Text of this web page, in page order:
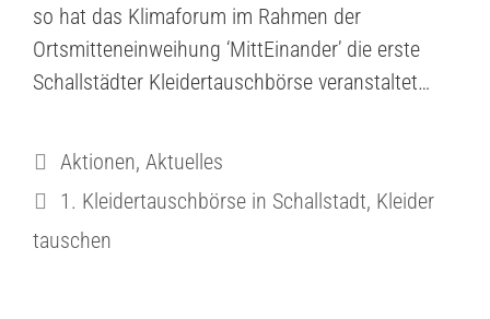
so hat das Klimaforum im Rahmen der
Ortsmitteneinweihung ‘MittEinander’ die erste
Schallstädter Kleidertauschbörse veranstaltet…
Aktionen, Aktuelles
1. Kleidertauschbörse in Schallstadt, Kleider
tauschen